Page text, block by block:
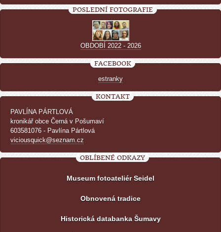
POSLEDNÍ FOTOGRAFIE
OBDOBÍ 2022 - 2026
FACEBOOK
estranky
KONTAKT
PAVLÍNA PÁRTLOVÁ
kronikář obce Černá v Pošumaví
603581076 - Pavlína Pártlová
viciousquick@seznam.cz
OBLÍBENÉ ODKAZY
Museum fotoateliér Seidel
Obnovená tradice
Historická databanka Šumavy